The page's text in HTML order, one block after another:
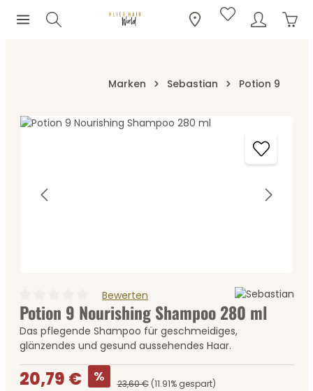
Zum Hauptinhalt springen
Marken Sebastian Potion 9
Bildergalerie überspringen
Durchschnittliche Bewertung von 0 von 5 Sternen
Bewerten
Potion 9 Nourishing Shampoo 280 ml
Das pflegende Shampoo für geschmeidiges,
glänzendes und gesund aussehendes Haar.
Verkaufspreis:
20,79 € % 23,60 € (11.91% gespart)